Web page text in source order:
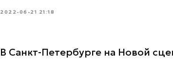
2022-06-21 21:18
В Санкт-Петербурге на Новой